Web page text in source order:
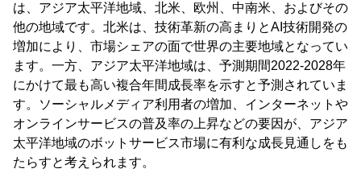
は、アジア太平洋地域、北米、欧州、中南米、およびその
他の地域です。北米は、技術革新の高まりとAI技術開発の
増加により、市場シェアの面で世界の主要地域となってい
ます。一方、アジア太平洋地域は、予測期間2022-2028年
にかけて最も高い複合年間成長率を示すと予測されていま
す。ソーシャルメディア利用者の増加、インターネットや
オンラインサービスの普及率の上昇などの要因が、アジア
太平洋地域のボットサービス市場に有利な成長見通しをも
たらすと考えられます。